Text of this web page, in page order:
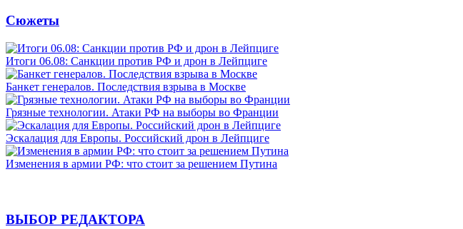
Сюжеты
Итоги 06.08: Санкции против РФ и дрон в Лейпциге
Банкет генералов. Последствия взрыва в Москве
Грязные технологии. Атаки РФ на выборы во Франции
Эскалация для Европы. Российский дрон в Лейпциге
Изменения в армии РФ: что стоит за решением Путина
ВЫБОР РЕДАКТОРА